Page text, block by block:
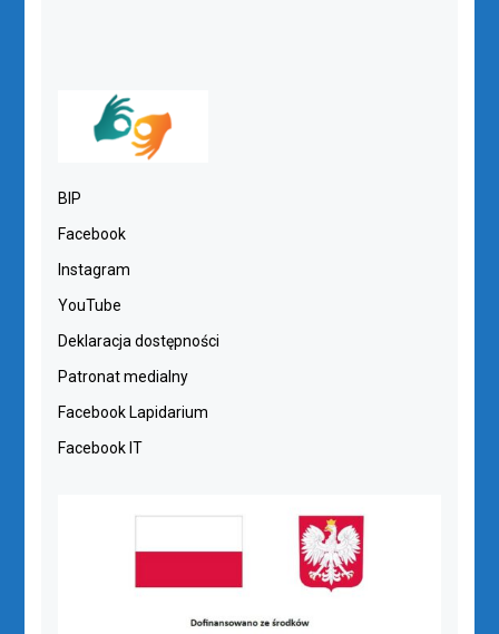
BIP
Facebook
Instagram
YouTube
Deklaracja dostępności
Patronat medialny
Facebook Lapidarium
Facebook IT